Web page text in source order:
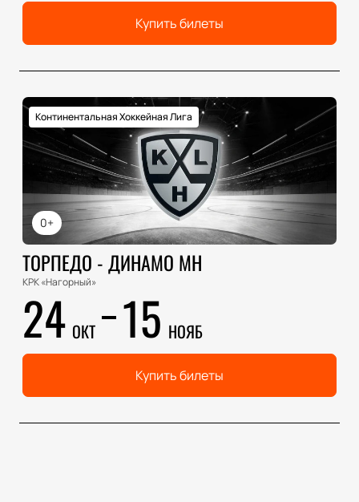
Купить билеты
0+
Континентальная Хоккейная Лига
ТОРПЕДО - ДИНАМО МН
КРК «Нагорный»
24 ОКТ 15 НОЯБ
Купить билеты